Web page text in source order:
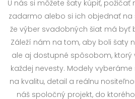
U nás si môžete šaty kúpiť, požičať
zadarmo alebo si ich objednať na
že výber svadobných šiat má byť
Záleží nám na tom, aby boli šaty
ale aj dostupné spôsobom,
každej nevesty. Modely
na kvalitu, detail a reálnu
náš spoločný projekt, do